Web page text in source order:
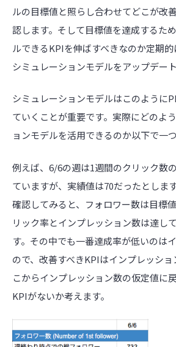
ルの目標値と照らし合わせてどこが改
認します。そして目標値を達成するた
ルできるKPIを伸ばすべきなのか定期的
シミュレーションモデルをアップデー
シミュレーションモデルはこのように
ていくことが重要です。実際にどのよ
ョンモデルを活用できるのか以下で一
例えば、6/6の週は1週間のクリック数
ていますが、実績値は70だったとしま
確認してみると、フォロワー数は目標
リック率とインプレッション数は達し
す。その中でも一番達成率が低いのは
ので、改善すべきKPIはインプレッシ
こからインプレッション数の仮定値に
KPIがないか考えます。